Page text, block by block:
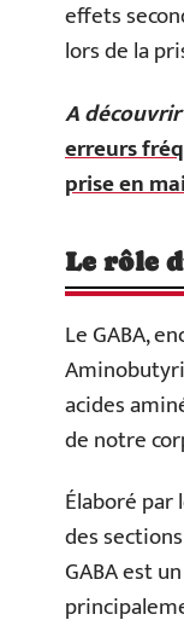
effets
lors de la
A
erreurs
prise en
Le rôle
Le GABA,
acides
de notre
Élaboré par
des
GABA est